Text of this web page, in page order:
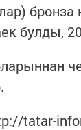
булды,
tatar-